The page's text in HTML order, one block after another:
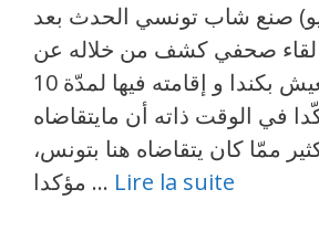
صنع شاب تونسي الحدث بعد
صحفي كشف من خلاله عن
تجربته في العيش بكندا و إقامته فيها لمدّة 10
في الوقت ذاته أن مايتقاضاه
ممّا كان يتقاضاه هنا بتونس،
مؤكدا … Lire la suite